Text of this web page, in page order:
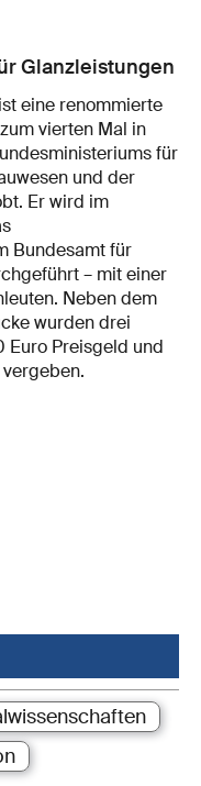
Glanzleistungen
eine renommierte
vierten Mal in
für
und der
Er wird im
Bundesamt für
– mit einer
Neben dem
wurden drei
Preisgeld und